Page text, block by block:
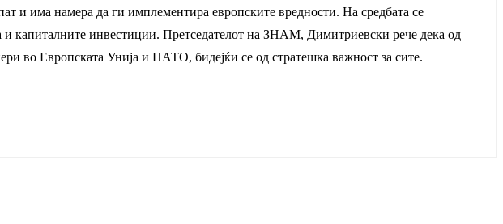
и има намера да ги имплементира европските вредности. На средбата се
и капиталните инвестиции. Претседателот на ЗНАМ, Димитриевски рече дека од
во Европската Унија и НАТО, бидејќи се од стратешка важност за сите.